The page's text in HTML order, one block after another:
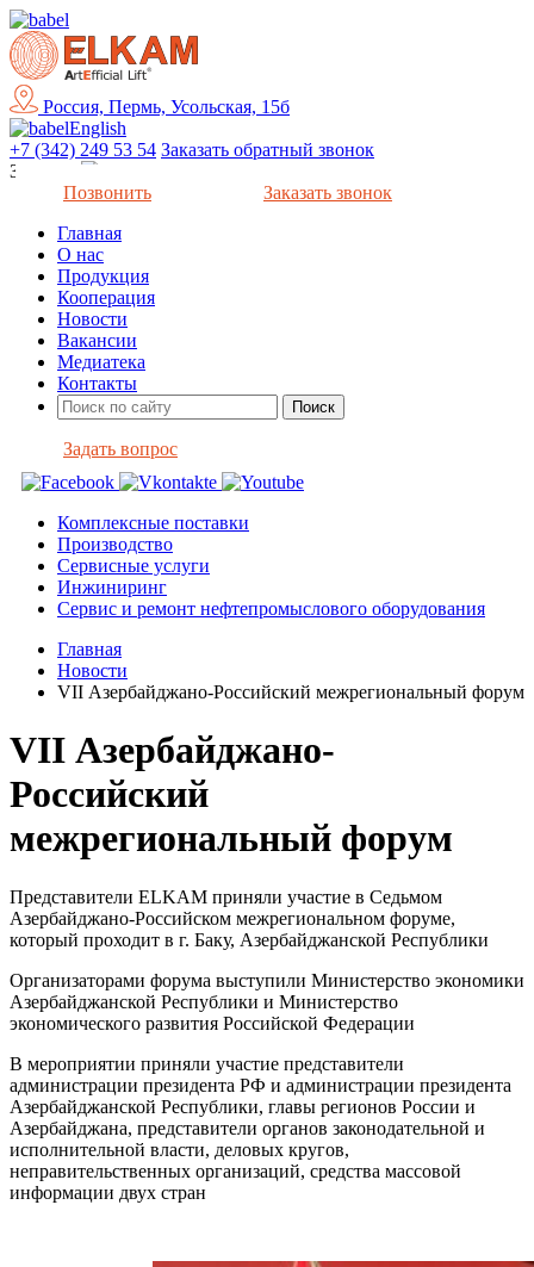
Россия, Пермь, Усольская, 15б
English
+7 (342) 249 53 54 Заказать обратный звонок
Закрыть
Позвонить
Заказать звонок
Главная
О нас
Продукция
Кооперация
Новости
Вакансии
Медиатека
Контакты
Задать вопрос
Комплексные поставки
Производство
Сервисные услуги
Инжиниринг
Сервис и ремонт нефтепромыслового оборудования
Главная
Новости
VII Азербайджано-Российский межрегиональный форум
VII Азербайджано-
Российский
межрегиональный форум
Представители ELKAM приняли участие в Седьмом
Азербайджано-Российском межрегиональном форуме,
который проходит в г. Баку, Азербайджанской Республики
Организаторами форума выступили Министерство экономики
Азербайджанской Республики и Министерство
экономического развития Российской Федерации
В мероприятии приняли участие представители
администрации президента РФ и администрации президента
Азербайджанской Республики, главы регионов России и
Азербайджана, представители органов законодательной и
исполнительной власти, деловых кругов,
неправительственных организаций, средства массовой
информации двух стран